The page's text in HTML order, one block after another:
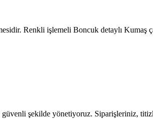
Renkli işlemeli Boncuk detaylı Kumaş
şekilde yönetiyoruz. Siparişleriniz,